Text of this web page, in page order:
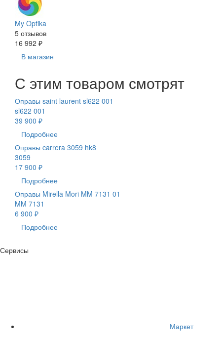
My Optika
5 отзывов
16 992 ₽
В магазин
С этим товаром смотрят
Оправы saint laurent sl622 001
sl622 001
39 900 ₽
Подробнее
Оправы carrera 3059 hk8
3059
17 900 ₽
Подробнее
Оправы Mirella Mori MM 7131 01
MM 7131
6 900 ₽
Подробнее
Сервисы
Маркет